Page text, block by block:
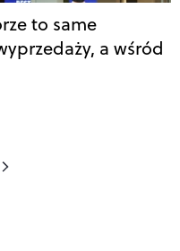
to same
a wśród